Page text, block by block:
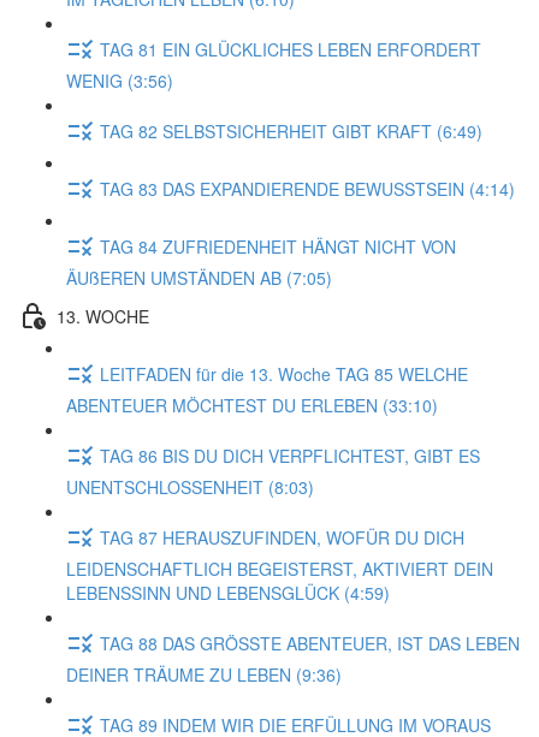
TAG 81 EIN GLÜCKLICHES LEBEN ERFORDERT
WENIG (3:56)
TAG 82 SELBSTSICHERHEIT GIBT KRAFT (6:49)
TAG 83 DAS EXPANDIERENDE BEWUSSTSEIN (4:14)
TAG 84 ZUFRIEDENHEIT HÄNGT NICHT VON
ÄUßEREN UMSTÄNDEN AB (7:05)
13. WOCHE
LEITFADEN für die 13. Woche TAG 85 WELCHE
ABENTEUER MÖCHTEST DU ERLEBEN (33:10)
TAG 86 BIS DU DICH VERPFLICHTEST, GIBT ES
UNENTSCHLOSSENHEIT (8:03)
TAG 87 HERAUSZUFINDEN, WOFÜR DU DICH
LEIDENSCHAFTLICH BEGEISTERST, AKTIVIERT DEIN
LEBENSSINN UND LEBENSGLÜCK (4:59)
TAG 88 DAS GRÖSSTE ABENTEUER, IST DAS LEBEN
DEINER TRÄUME ZU LEBEN (9:36)
TAG 89 INDEM WIR DIE ERFÜLLUNG IM VORAUS